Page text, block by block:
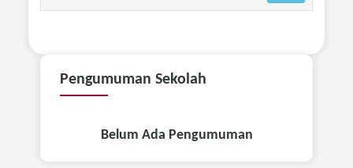
Pengumuman Sekolah
Belum Ada Pengumuman